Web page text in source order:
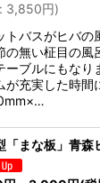
: 3,850円)
トバスがヒバの
の無い柾目の風
ーブルにもなり
が充実した時間
「まな板」青森